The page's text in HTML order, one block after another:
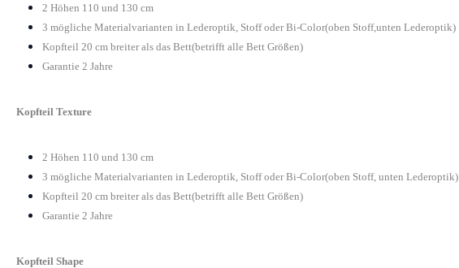
2 Höhen 110 und 130 cm
3 mögliche Materialvarianten in Lederoptik, Stoff oder Bi-Color(oben Stoff,unten Lederoptik)
Kopfteil 20 cm breiter als das Bett(betrifft alle Bett Größen)
Garantie 2 Jahre
Kopfteil Texture
2 Höhen 110 und 130 cm
3 mögliche Materialvarianten in Lederoptik, Stoff oder Bi-Color(oben Stoff, unten Lederoptik)
Kopfteil 20 cm breiter als das Bett(betrifft alle Bett Größen)
Garantie 2 Jahre
Kopfteil Shape